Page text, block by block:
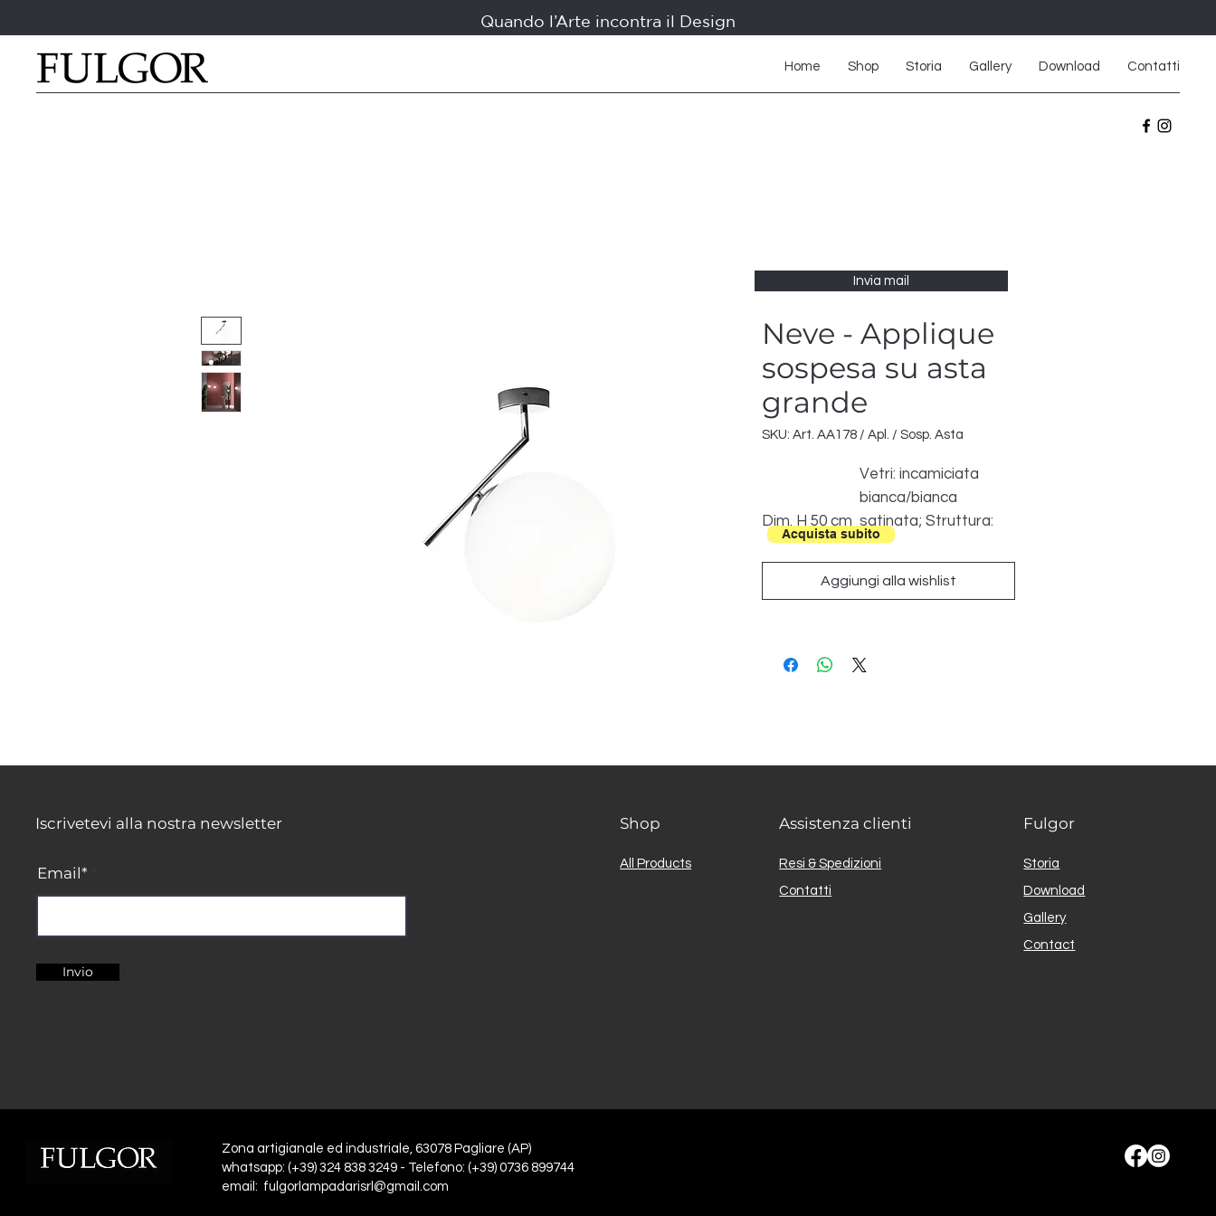
Quando l’Arte incontra il Design
Home Shop Storia Gallery Download Contatti
Neve - Applique
sospesa su asta
grande
SKU: Art. AA178 / Apl. / Sosp. Asta
Dim. H 50 cm
L 36 cm Dim.
Sfera Ø 30
Vetri: incamiciata
bianca/bianca
satinata; Struttura:
cromata/bianca
Aggiungi alla wishlist
Invia mail
Acquista subito
Iscrivetevi alla nostra newsletter
Email*
Invio
Shop
All Products
Assistenza clienti
Resi & Spedizioni
Contatti
Fulgor
Storia
Download
Gallery
Contact
Zona artigianale ed industriale, 63078 Pagliare (AP)
whatsapp: (+39) 324 838 3249 - Telefono: (+39) 0736 899744
email: fulgorlampadarisrl@gmail.com